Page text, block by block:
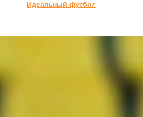
Идеальный футбол